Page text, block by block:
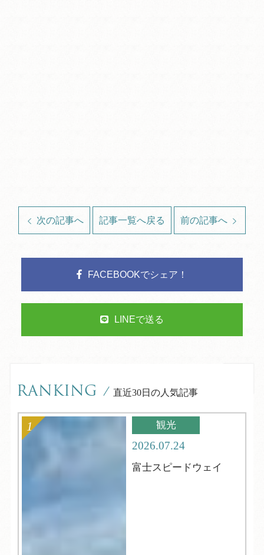
次の記事へ 記事一覧へ戻る 前の記事へ
FACEBOOKでシェア！
LINEで送る
RANKING / 直近30日の人気記事
観光
2026.07.24
富士スピードウェイ